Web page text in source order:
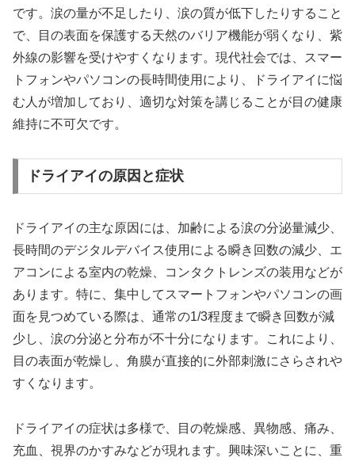
です。涙の量が不足したり、涙の質が低下したりすること
で、目の表面を保護する天然のバリア機能が弱くなり、紫
外線の影響を受けやすくなります。現代社会では、スマー
トフォンやパソコンの長時間使用により、ドライアイに悩
む人が増加しており、適切な対策を講じることが目の健康
維持に不可欠です。
ドライアイの原因と症状
ドライアイの主な原因には、加齢による涙の分泌量減少、
長時間のデジタルデバイス使用による瞬き回数の減少、エ
アコンによる室内の乾燥、コンタクトレンズの装用などが
あります。特に、集中してスマートフォンやパソコンの画
面を見つめている際は、通常の1/3程度まで瞬き回数が減
少し、涙の分泌と分布が不十分になります。これにより、
目の表面が乾燥し、角膜が直接的に外部刺激にさらされや
すくなります。
ドライアイの症状は多様で、目の乾燥感、異物感、痛み、
充血、視界のかすみなどが現れます。興味深いことに、重